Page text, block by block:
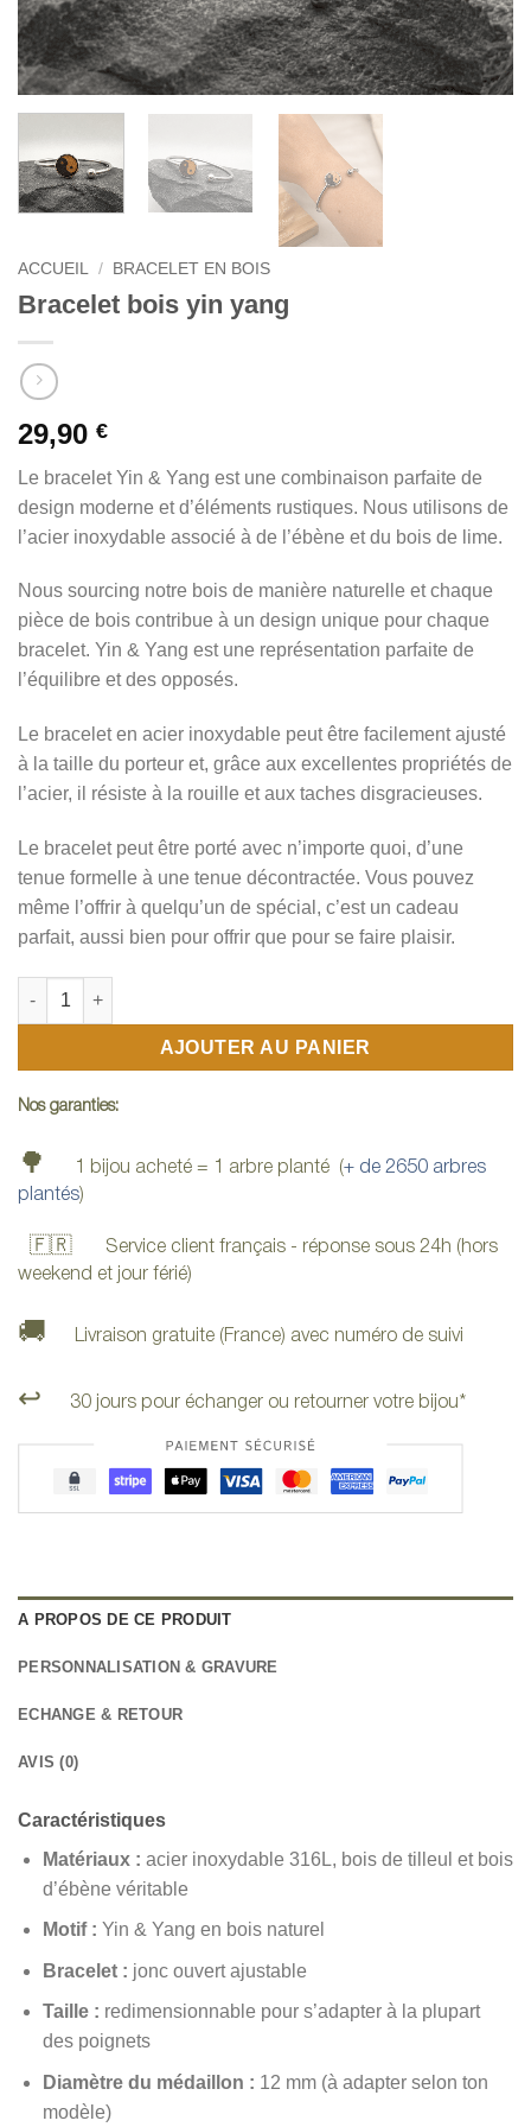
ACCUEIL / BRACELET EN BOIS
Bracelet bois yin yang
29,90 €
Le bracelet Yin & Yang est une combinaison parfaite de
design moderne et d’éléments rustiques. Nous utilisons de
l’acier inoxydable associé à de l’ébène et du bois de lime.
Nous sourcing notre bois de manière naturelle et chaque
pièce de bois contribue à un design unique pour chaque
bracelet. Yin & Yang est une représentation parfaite de
l’équilibre et des opposés.
Le bracelet en acier inoxydable peut être facilement ajusté
à la taille du porteur et, grâce aux excellentes propriétés de
l’acier, il résiste à la rouille et aux taches disgracieuses.
Le bracelet peut être porté avec n’importe quoi, d’une
tenue formelle à une tenue décontractée. Vous pouvez
même l’offrir à quelqu’un de spécial, c’est un cadeau
parfait, aussi bien pour offrir que pour se faire plaisir.
quantité de Bracelet bois yin yang
AJOUTER AU PANIER
Nos garanties:
🌳 1 bijou acheté = 1 arbre planté (+ de 2650 arbres
plantés)
🇫🇷 Service client français - réponse sous 24h (hors
weekend et jour férié)
🚚 Livraison gratuite (France) avec numéro de suivi
↩️ 30 jours pour échanger ou retourner votre bijou*
A PROPOS DE CE PRODUIT
PERSONNALISATION & GRAVURE
ECHANGE & RETOUR
AVIS (0)
Caractéristiques
Matériaux : acier inoxydable 316L, bois de tilleul et bois
d’ébène véritable
Motif : Yin & Yang en bois naturel
Bracelet : jonc ouvert ajustable
Taille : redimensionnable pour s’adapter à la plupart
des poignets
Diamètre du médaillon : 12 mm (à adapter selon ton
modèle)